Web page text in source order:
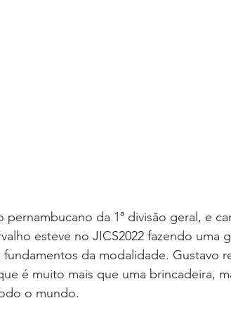
da 1ª divisão geral, e
esteve no JICS2022 fazendo uma
da modalidade. Gustavo
é muito mais que uma brincadeira,
o mundo.